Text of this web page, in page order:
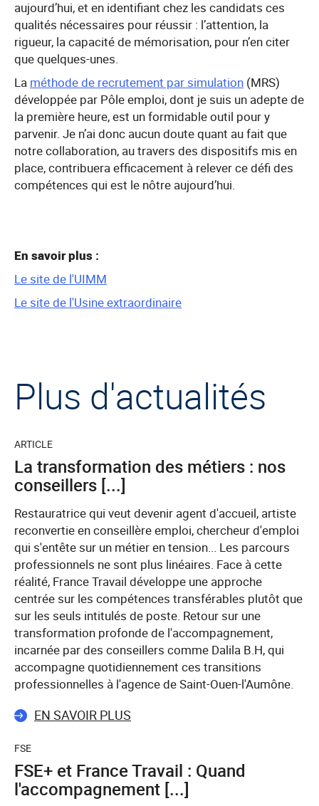
aujourd’hui, et en identifiant chez les candidats ces
qualités nécessaires pour réussir : l’attention, la
rigueur, la capacité de mémorisation, pour n’en citer
que quelques-unes.
La méthode de recrutement par simulation (MRS)
développée par Pôle emploi, dont je suis un adepte de
la première heure, est un formidable outil pour y
parvenir. Je n’ai donc aucun doute quant au fait que
notre collaboration, au travers des dispositifs mis en
place, contribuera efficacement à relever ce défi des
compétences qui est le nôtre aujourd’hui.
En savoir plus :
Le site de l'UIMM
Le site de l'Usine extraordinaire
Plus d'actualités
ARTICLE
La transformation des métiers : nos
conseillers [...]
Restauratrice qui veut devenir agent d'accueil, artiste
reconvertie en conseillère emploi, chercheur d'emploi
qui s'entête sur un métier en tension... Les parcours
professionnels ne sont plus linéaires. Face à cette
réalité, France Travail développe une approche
centrée sur les compétences transférables plutôt que
sur les seuls intitulés de poste. Retour sur une
transformation profonde de l'accompagnement,
incarnée par des conseillers comme Dalila B.H, qui
accompagne quotidiennement ces transitions
professionnelles à l'agence de Saint-Ouen-l'Aumône.
EN SAVOIR PLUS
FSE
FSE+ et France Travail : Quand
l'accompagnement [...]